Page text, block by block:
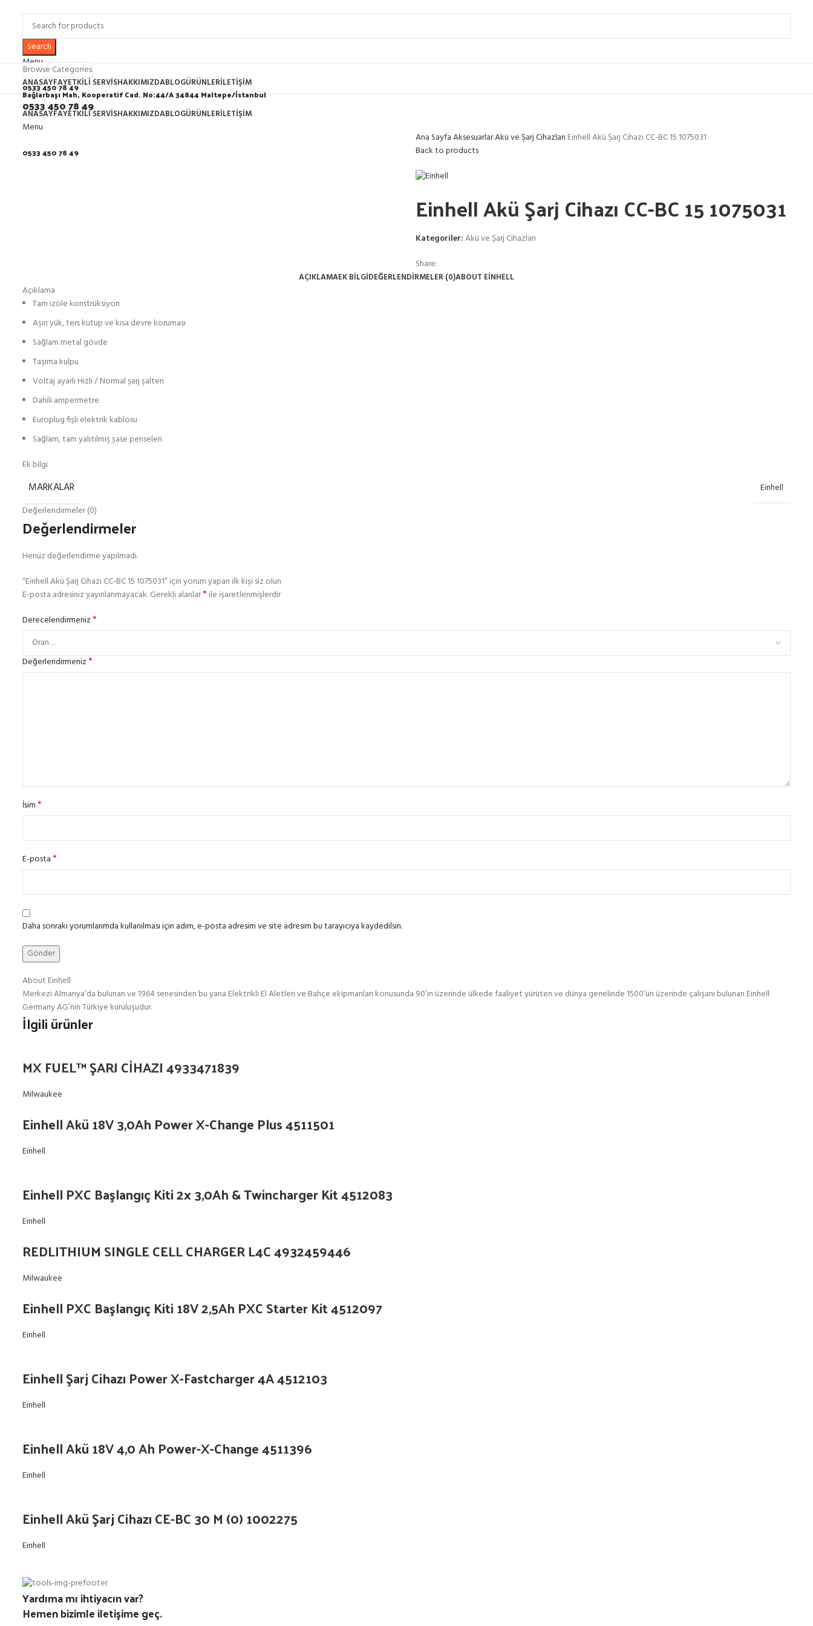
Search
Menu
0533 450 78 49
Browse Categories
ANASAYFAYETKILI SERVISHAKKIMIZDABLOGÜRÜNLERİLETIŞIM
Bağlarbaşı Mah, Kooperatif Cad. No:44/A 34844 Maltepe/İstanbul
0533 450 78 49
ANASAYFAYETKILI SERVISHAKKIMIZDABLOGÜRÜNLERİLETIŞIM
Menu
0533 450 78 49
Ana SayfaAksesuarlarAkü ve Şarj Cihazları Einhell Akü Şarj Cihazı CC-BC 15 1075031
Back to products
Einhell Akü Şarj Cihazı CC-BC 15 1075031
Kategoriler:Akü ve Şarj Cihazları
Share:
AÇIKLAMAEK BILGIDEĞERLENDIRMELER (0)ABOUT EINHELL
Açıklama
Tam izole konstrüksiyon
Aşırı yük, ters kutup ve kısa devre koruması
Sağlam metal gövde
Taşıma kulpu
Voltaj ayarlı Hızlı / Normal şarj şalteri
Dahili ampermetre
Europlug fişli elektrik kablosu
Sağlam, tam yalıtılmış şase penseleri
Ek bilgi
MARKALAR
Einhell
Değerlendirmeler (0)
Değerlendirmeler
Henüz değerlendirme yapılmadı.
“Einhell Akü Şarj Cihazı CC-BC 15 1075031” için yorum yapan ilk kişi siz olun
E-posta adresiniz yayınlanmayacak.Gerekli alanlar*ile işaretlenmişlerdir
Derecelendirmeniz*
Değerlendirmeniz*
İsim*
E-posta*
Daha sonraki yorumlarımda kullanılması için adım, e-posta adresim ve site adresim bu tarayıcıya kaydedilsin.
About Einhell
Merkezi Almanya’da bulunan ve 1964 senesinden bu yana Elektrikli El Aletleri ve Bahçe ekipmanları konusunda 90’ın üzerinde ülkede faaliyet yürüten ve dünya genelinde 1500’ün üzerinde çalışanı bulunan Einhell
Germany AG’nin Türkiye kuruluşudur.
İlgili ürünler
MX FUEL™ ŞARJ CİHAZI 4933471839
Milwaukee
Einhell Akü 18V 3,0Ah Power X-Change Plus 4511501
Einhell
Einhell PXC Başlangıç Kiti 2x 3,0Ah & Twincharger Kit 4512083
Einhell
REDLITHIUM SINGLE CELL CHARGER L4C 4932459446
Milwaukee
Einhell PXC Başlangıç Kiti 18V 2,5Ah PXC Starter Kit 4512097
Einhell
Einhell Şarj Cihazı Power X-Fastcharger 4A 4512103
Einhell
Einhell Akü 18V 4,0 Ah Power-X-Change 4511396
Einhell
Einhell Akü Şarj Cihazı CE-BC 30 M (0) 1002275
Einhell
Yardıma mı ihtiyacın var?
Hemen bizimle iletişime geç.